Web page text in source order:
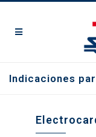
Indicaciones